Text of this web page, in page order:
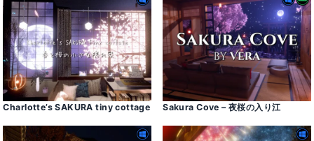
Charlotte’s SAKURA tiny cottage Sakura Cove – 夜桜の入り江